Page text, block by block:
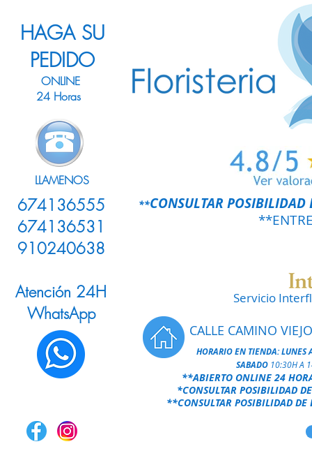
HAGA SU
PEDIDO
ONLINE
24 Horas
LLAMENOS
674136555
674136531
910240638
Atención 24H
WhatsApp
**CONSULTAR POSIBILIDAD
Servicio
CALLE CAMINO
HORARIO EN TIENDA:LUNES
SABADO 10:30H A
**ABIERTO ONLINE 24
*CONSULTAR POSIBILIDAD
**CONSULTAR POSIBILIDAD DE